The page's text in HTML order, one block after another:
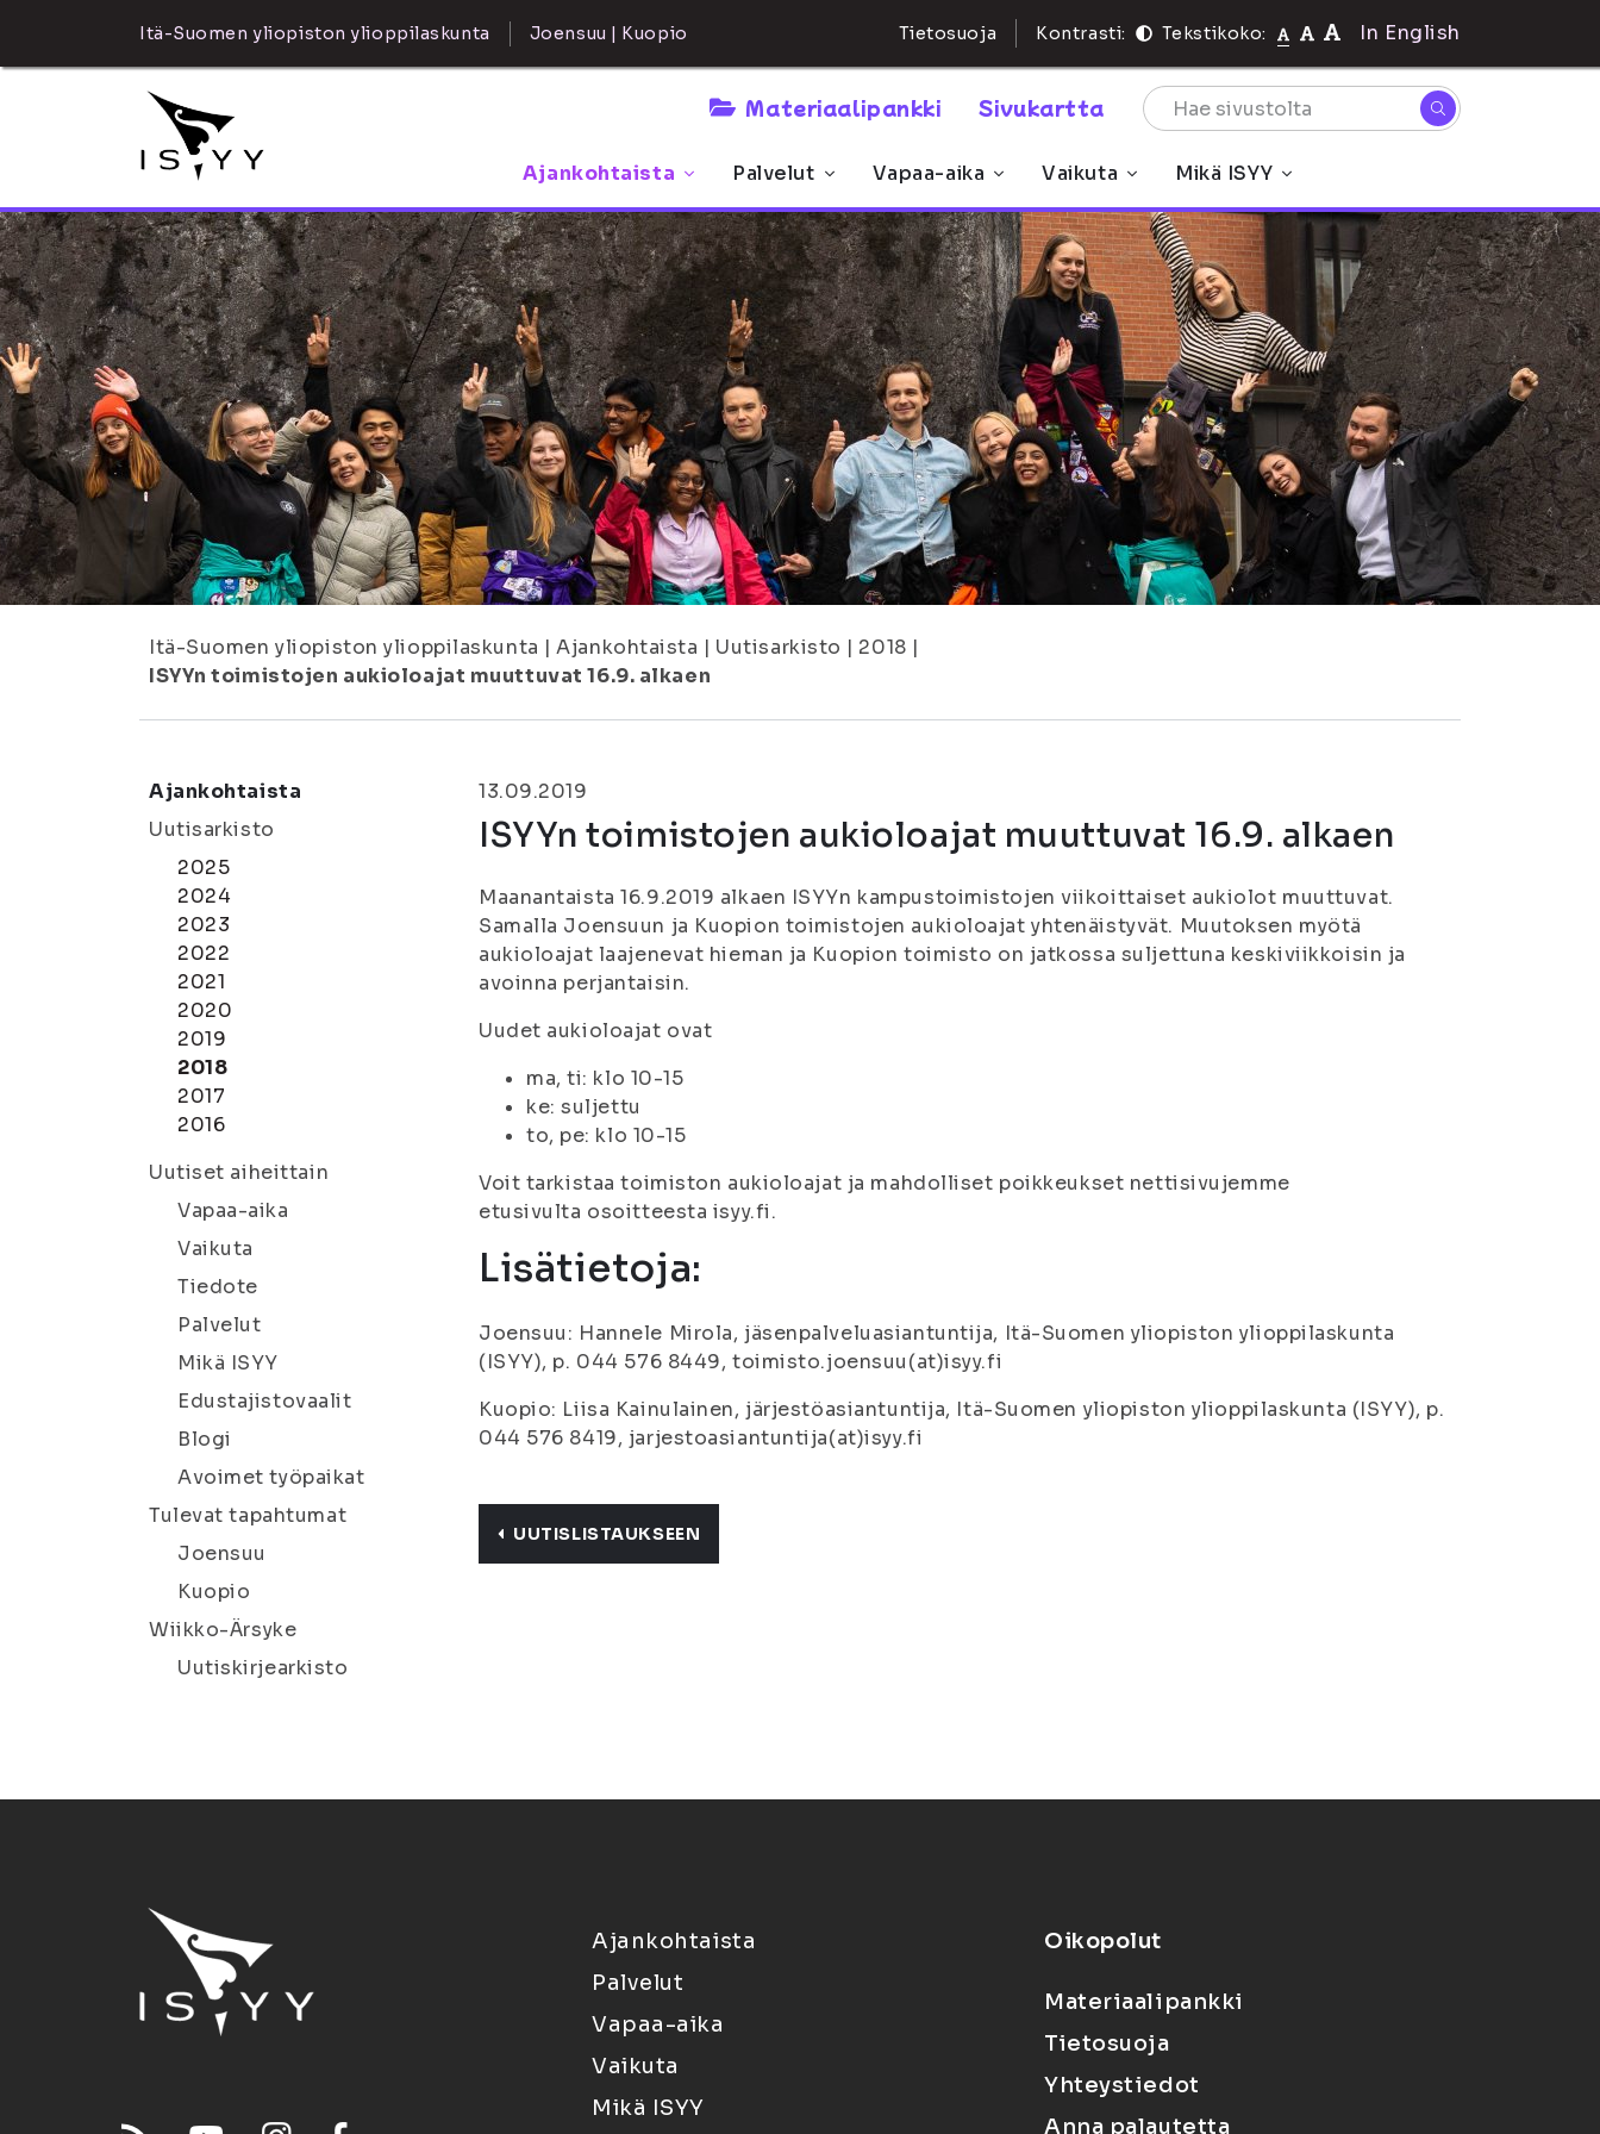
Itä-Suomen yliopiston ylioppilaskunta Joensuu | Kuopio Tietosuoja Kontrasti: Tekstikoko: In English
Materiaalipankki Sivukartta
Ajankohtaista Palvelut Vapaa-aika Vaikuta Mikä ISYY
Itä-Suomen yliopiston ylioppilaskunta | Ajankohtaista | Uutisarkisto | 2018 |
ISYYn toimistojen aukioloajat muuttuvat 16.9. alkaen
Ajankohtaista
Uutisarkisto
2025
2024
2023
2022
2021
2020
2019
2018
2017
2016
Uutiset aiheittain
Vapaa-aika
Vaikuta
Tiedote
Palvelut
Mikä ISYY
Edustajistovaalit
Blogi
Avoimet työpaikat
Tulevat tapahtumat
Joensuu
Kuopio
Wiikko-Ärsyke
Uutiskirjearkisto
13.09.2019
ISYYn toimistojen aukioloajat muuttuvat 16.9. alkaen
Maanantaista 16.9.2019 alkaen ISYYn kampustoimistojen viikoittaiset aukiolot muuttuvat.
Samalla Joensuun ja Kuopion toimistojen aukioloajat yhtenäistyvät. Muutoksen myötä
aukioloajat laajenevat hieman ja Kuopion toimisto on jatkossa suljettuna keskiviikkoisin ja
avoinna perjantaisin.
Uudet aukioloajat ovat
ma, ti: klo 10-15
ke: suljettu
to, pe: klo 10-15
Voit tarkistaa toimiston aukioloajat ja mahdolliset poikkeukset nettisivujemme
etusivulta osoitteesta isyy.fi.
Lisätietoja:
Joensuu: Hannele Mirola, jäsenpalveluasiantuntija, Itä-Suomen yliopiston ylioppilaskunta
(ISYY), p. 044 576 8449, toimisto.joensuu(at)isyy.fi
Kuopio: Liisa Kainulainen, järjestöasiantuntija, Itä-Suomen yliopiston ylioppilaskunta (ISYY), p.
044 576 8419, jarjestoasiantuntija(at)isyy.fi
UUTISLISTAUKSEEN
Ajankohtaista
Palvelut
Vapaa-aika
Vaikuta
Mikä ISYY
Oikopolut
Materiaalipankki
Tietosuoja
Yhteystiedot
Anna palautetta